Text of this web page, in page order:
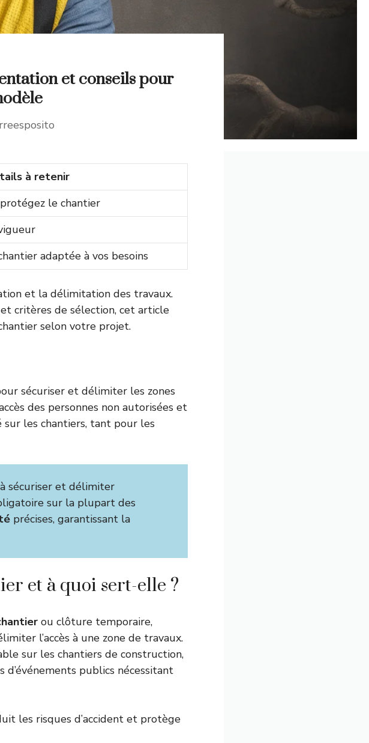
et conseils pour
à retenir
le chantier
adaptée à vos besoins
et la délimitation des travaux.
critères de sélection, cet article
selon votre projet.
sécuriser et délimiter les zones
des personnes non autorisées et
les chantiers, tant pour les
sécuriser et délimiter
sur la plupart des
précises, garantissant la
et à quoi sert-elle ?
ou clôture temporaire,
l’accès à une zone de travaux.
sur les chantiers de construction,
publics nécessitant
les risques d’accident et protège